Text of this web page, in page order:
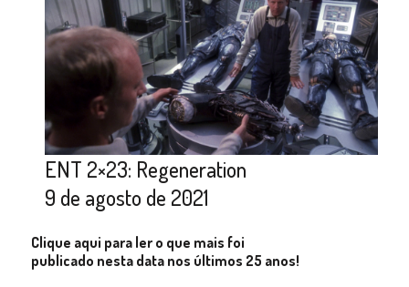
ENT 2×23: Regeneration
9 de agosto de 2021
Clique aqui para ler o que mais foi
publicado nesta data nos últimos 25 anos!